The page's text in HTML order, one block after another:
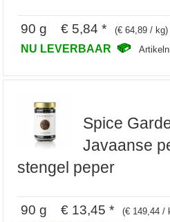
90 g € 5,84 * (€ 64,89 / kg)
NU LEVERBAAR
Spice
Javaanse
stengel peper
90 g € 13,45 * (€ 149,44 /